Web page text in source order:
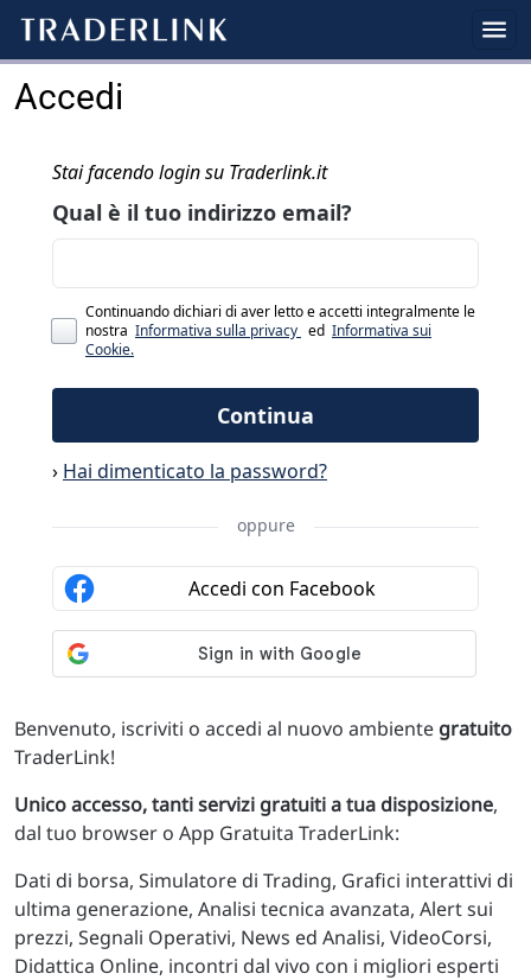
Accedi
Benvenuto, iscriviti o accedi al nuovo ambiente gratuito
TraderLink!
Unico accesso, tanti servizi gratuiti a tua disposizione,
dal tuo browser o App Gratuita TraderLink:
Dati di borsa, Simulatore di Trading, Grafici interattivi di
ultima generazione, Analisi tecnica avanzata, Alert sui
prezzi, Segnali Operativi, News ed Analisi, VideoCorsi,
Didattica Online, incontri dal vivo con i migliori esperti